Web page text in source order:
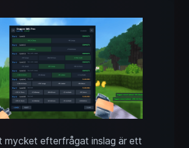
mycket efterfrågat inslag är ett